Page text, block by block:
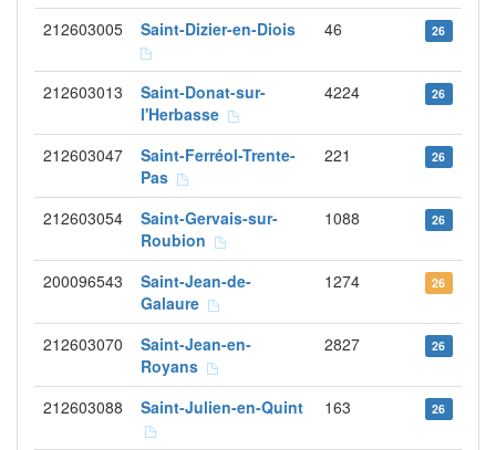
212603005 Saint-Dizier-en-Diois 46 26
212603013
Saint-Donat-sur-
l'Herbasse
4224 26
212603047
Saint-Ferréol-Trente-
Pas
221 26
212603054
Saint-Gervais-sur-
Roubion
1088 26
200096543
Saint-Jean-de-
Galaure
1274 26
212603070
Saint-Jean-en-
Royans
2827 26
212603088 Saint-Julien-en-Quint 163 26